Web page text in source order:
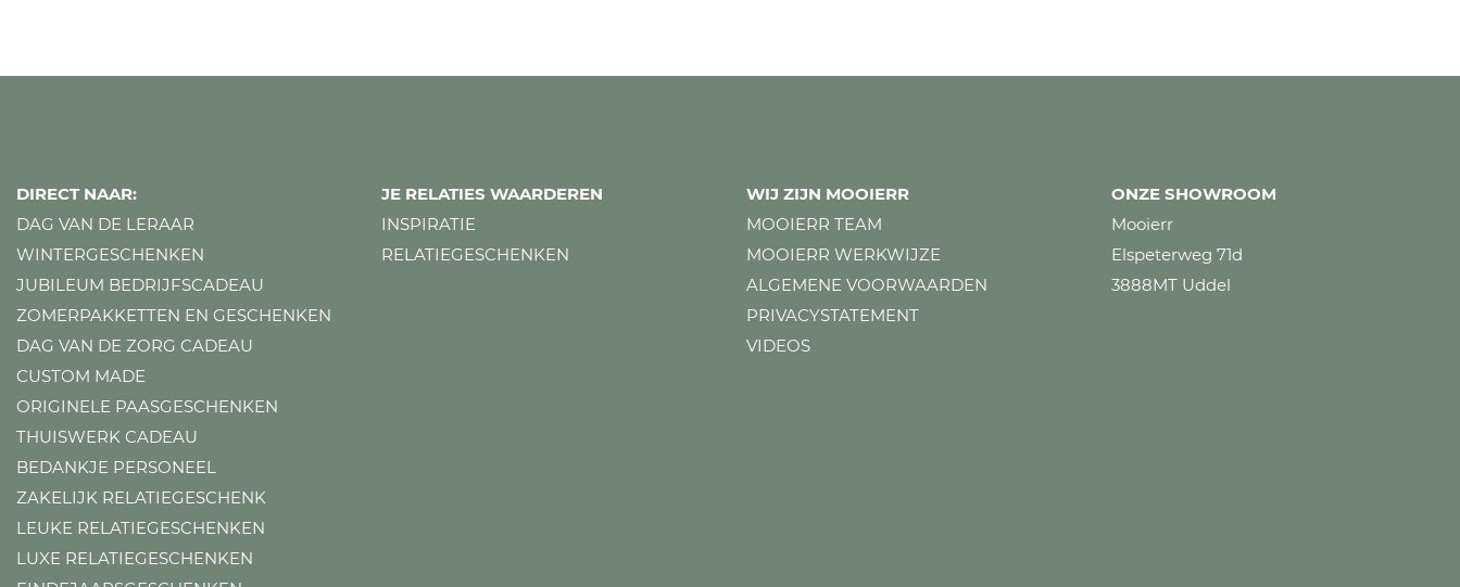
DIRECT NAAR:
DAG VAN DE LERAAR
WINTERGESCHENKEN
JUBILEUM BEDRIJFSCADEAU
ZOMERPAKKETTEN EN GESCHENKEN
DAG VAN DE ZORG CADEAU
CUSTOM MADE
ORIGINELE PAASGESCHENKEN
THUISWERK CADEAU
BEDANKJE PERSONEEL
ZAKELIJK RELATIEGESCHENK
LEUKE RELATIEGESCHENKEN
LUXE RELATIEGESCHENKEN
JE RELATIES WAARDEREN
INSPIRATIE
RELATIEGESCHENKEN
WIJ ZIJN MOOIERR
MOOIERR TEAM
MOOIERR WERKWIJZE
ALGEMENE VOORWAARDEN
PRIVACYSTATEMENT
VIDEOS
ONZE SHOWROOM
Mooierr
Elspeterweg 71d
3888MT Uddel